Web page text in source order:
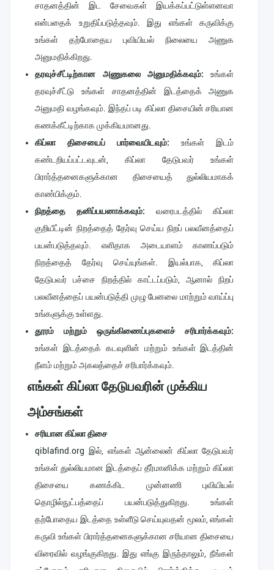
சாதனத்தின் இட சேவைகள் இயக்கப்பட்டுள்ளனவா
என்பதைக் உறுதிப்படுத்தவும். இது எங்கள் கருவிக்கு
உங்கள் தற்போதைய புவியியல் நிலையை அணுக
அனுமதிக்கிறது.
தரவுச்சீட்டிற்கான அணுகலை அனுமதிக்கவும்: உங்கள்
தரவுச்சீட்டு உங்கள் சாதனத்தின் இடத்தைக் அணுக
அனுமதி வழங்கவும். இந்தப் படி கிப்லா திசையின் சரியான
கணக்கீட்டிற்காக முக்கியமானது.
கிப்லா திசையைப் பார்வையிடவும்: உங்கள் இடம்
கண்டறியப்பட்டவுடன், கிப்லா தேடுபவர் உங்கள்
பிரார்த்தனைகளுக்கான திசையைத் துல்லியமாகக்
காண்பிக்கும்.
நிறத்தை தனிப்பயனாக்கவும்: வரைபடத்தில் கிப்லா
குறியீட்டின் நிறத்தைத் தேர்வு செய்ய நிறப் பலவீனத்தைப்
பயன்படுத்தவும். எளிதாக அடையாளம் காணப்படும்
நிறத்தைத் தேர்வு செய்யுங்கள். இயல்பாக, கிப்லா
தேடுபவர் பச்சை நிறத்தில் காட்டப்படும், ஆனால் நிறப்
பலவீனத்தைப் பயன்படுத்தி முழு பேனலை மாற்றும் வாய்ப்பு
உங்களுக்கு உள்ளது.
தூரம் மற்றும் ஒருங்கிணைப்புகளைச் சரிபார்க்கவும்:
உங்கள் இடத்தைக் கடவுளின் மற்றும் உங்கள் இடத்தின்
நீளம் மற்றும் அகலத்தைச் சரிபார்க்கவும்.
எங்கள் கிப்லா தேடுபவரின் முக்கிய
அம்சங்கள்
சரியான கிப்லா திசை
qiblafind.org இல், எங்கள் ஆன்லைன் கிப்லா தேடுபவர்
உங்கள் துல்லியமான இடத்தைப் தீர்மானிக்க மற்றும் கிப்லா
திசையை கணக்கிட முன்னணி புவியியல்
தொழில்நுட்பத்தைப் பயன்படுத்துகிறது. உங்கள்
தற்போதைய இடத்தை உள்ளீடு செய்யுவதன் மூலம், எங்கள்
கருவி உங்கள் பிரார்த்தனைகளுக்கான சரியான திசையை
விரைவில் வழங்குகிறது. இது எங்கு இருந்தாலும், நீங்கள்